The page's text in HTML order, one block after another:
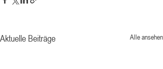
Aktuelle Beiträge Alle ansehen